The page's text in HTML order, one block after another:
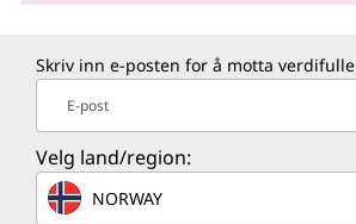
Skriv inn e-posten for å motta
E-post
Velg land/region:
NORWAY